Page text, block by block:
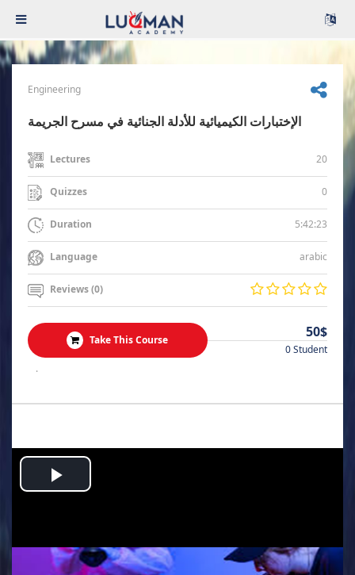
Engineering
الإختبارات الكيميائية للأدلة الجنائية في مسرح الجريمة
Lectures 20
Quizzes 0
Duration 5:42:23
Language arabic
Reviews (0)
Take This Course 50$
0 Student
.
Play